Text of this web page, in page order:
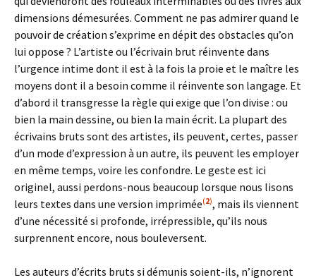
dimensions démesurées. Comment ne pas admirer quand le
pouvoir de création s’exprime en dépit des obstacles qu’on
lui oppose ? L’artiste ou l’écrivain brut réinvente dans
l’urgence intime dont il est à la fois la proie et le maître les
moyens dont il a besoin comme il réinvente son langage. Et
d’abord il transgresse la règle qui exige que l’on divise : ou
bien la main dessine, ou bien la main écrit. La plupart des
écrivains bruts sont des artistes, ils peuvent, certes, passer
d’un mode d’expression à un autre, ils peuvent les employer
en même temps, voire les confondre. Le geste est ici
originel, aussi perdons-nous beaucoup lorsque nous lisons
leurs textes dans une version imprimée(2), mais ils viennent
d’une nécessité si profonde, irrépressible, qu’ils nous
surprennent encore, nous bouleversent.
Les auteurs d’écrits bruts si démunis soient-ils, n’ignorent